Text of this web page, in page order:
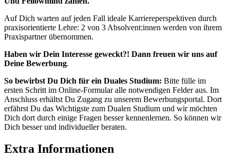
Auf Dich warten auf jeden Fall ideale Karriereperspektiven durch
praxisorientierte Lehre: 2 von 3 Absolvent:innen werden von ihrem
Praxispartner übernommen.
Haben wir Dein Interesse geweckt?! Dann freuen wir uns auf
Deine Bewerbung.
So bewirbst Du Dich für ein Duales Studium: Bitte fülle im
ersten Schritt im Online-Formular alle notwendigen Felder aus. Im
Anschluss erhältst Du Zugang zu unserem Bewerbungsportal. Dort
erfährst Du das Wichtigste zum Dualen Studium und wir möchten
Dich dort durch einige Fragen besser kennenlernen. So können wir
Dich besser und individueller beraten.
Extra Informationen